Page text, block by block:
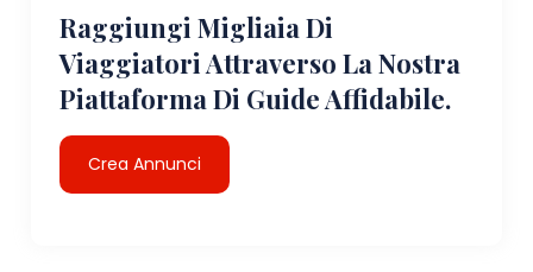
Raggiungi Migliaia Di
Viaggiatori Attraverso La Nostra
Piattaforma Di Guide Affidabile.
Crea Annunci